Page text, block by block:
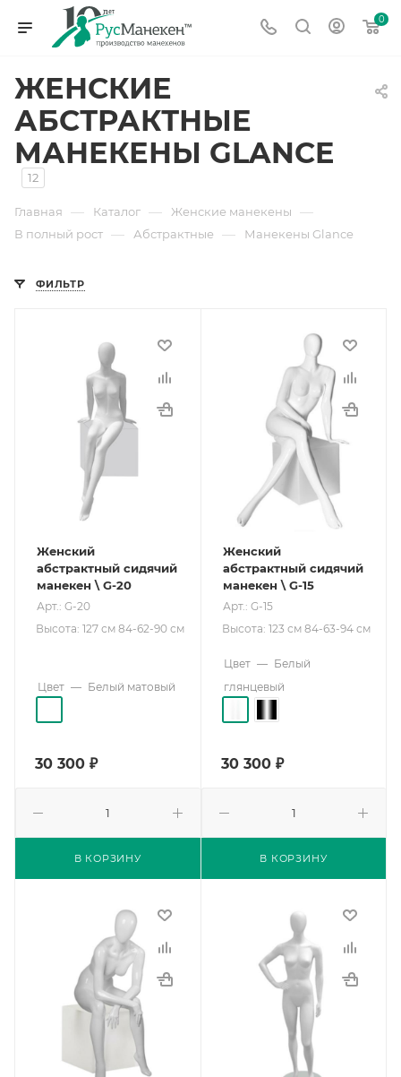
0
ЖЕНСКИЕ
АБСТРАКТНЫЕ
МАНЕКЕНЫ GLANCE
12
Главная — Каталог — Женские манекены —
В полный рост — Абстрактные — Манекены Glance
ФИЛЬТР
Женский
абстрактный сидячий
манекен \ G-20
Арт.: G-20
Высота: 127 см 84-62-90 см
В КОРЗИНУ
Цвет — Белый матовый
30 300 ₽
Женский
абстрактный сидячий
манекен \ G-15
Арт.: G-15
Высота: 123 см 84-63-94 см
В КОРЗИНУ
Цвет — Белый
глянцевый
30 300₽